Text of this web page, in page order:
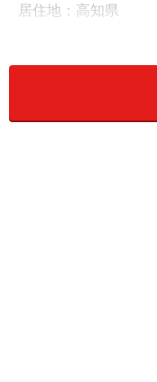
居住地：高知県
職業：正社員
金融資産：現預金